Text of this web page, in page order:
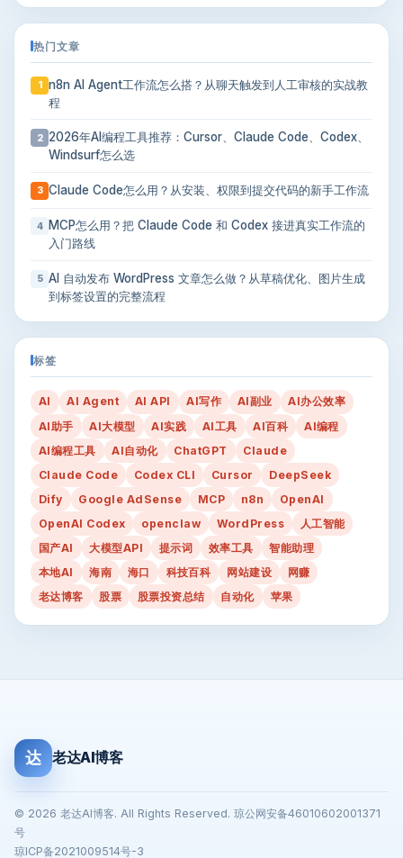
热门文章
1
n8n AI Agent工作流怎么搭？从聊天触发到人工审核的实战教
程
2 2026年AI编程工具推荐：Cursor、Claude Code、Codex、
Windsurf怎么选
3 Claude Code怎么用？从安装、权限到提交代码的新手工作流
4
MCP怎么用？把 Claude Code 和 Codex 接进真实工作流的
入门路线
5 AI 自动发布 WordPress 文章怎么做？从草稿优化、图片生成
到标签设置的完整流程
标签
AI AI Agent AI API AI写作 AI副业
AI办公效率
AI助手
AI大模型 AI实践 AI工具 AI百科
AI编程
AI编程工具
AI自动化 ChatGPT
Claude
Claude Code
Codex CLI Cursor
DeepSeek
Dify
Google AdSense MCP n8n
OpenAI
OpenAI Codex
openclaw WordPress
人工智能
国产AI
大模型API 提示词 效率工具
智能助理
本地AI
海南 海口 科技百科 网站建设
网赚
老达博客
股票 股票投资总结 自动化 苹果
达 老达AI博客
© 2026 老达AI博客. All Rights Reserved. 琼公网安备46010602001371
号
琼ICP备2021009514号-3